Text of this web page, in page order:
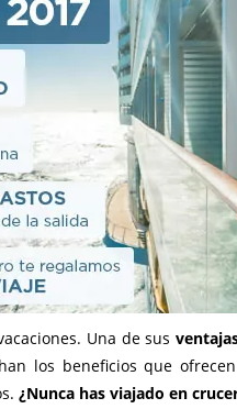
Una de sus
los beneficios que
¿Nunca has viajado en